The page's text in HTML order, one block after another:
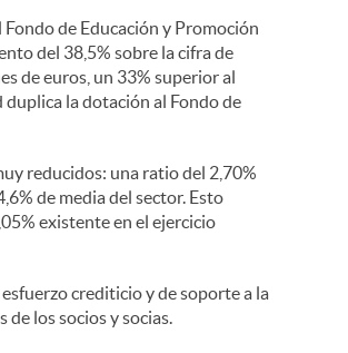
de Educación y Promoción
del 38,5% sobre la cifra de
de euros, un 33% superior al
la dotación al Fondo de
reducidos: una ratio del 2,70%
de media del sector. Esto
existente en el ejercicio
crediticio y de soporte a la
de los socios y socias.